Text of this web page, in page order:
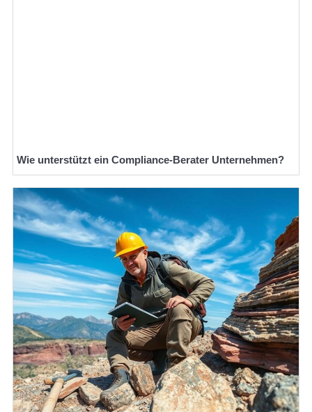
Wie unterstützt ein Compliance-Berater Unternehmen?